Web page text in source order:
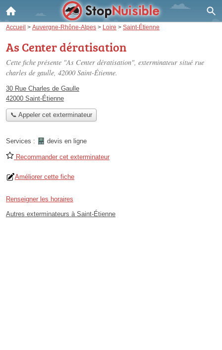
Accueil > Auvergne-Rhône-Alpes > Loire > Saint-Étienne
As Center dératisation
Cette fiche présente "As Center dératisation", exterminateur situé rue
charles de gaulle, 42000 Saint-Étienne.
30 Rue Charles de Gaulle
42000 Saint-Étienne
📞 Appeler cet exterminateur
Services : devis en ligne
Recommander cet exterminateur
Améliorer cette fiche
Renseigner les horaires
Autres exterminateurs à Saint-Étienne